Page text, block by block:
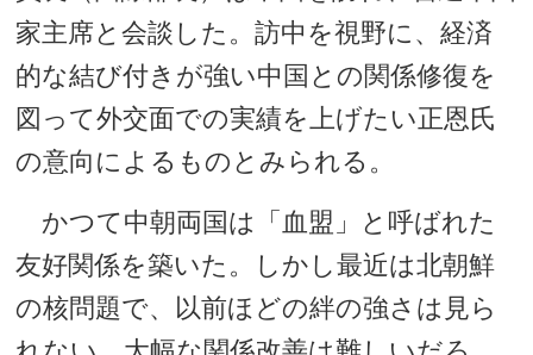
家主席と会談した。訪中を視野に、経済
的な結び付きが強い中国との関係修復を
図って外交面での実績を上げたい正恩氏
の意向によるものとみられる。
かつて中朝両国は「血盟」と呼ばれた
友好関係を築いた。しかし最近は北朝鮮
の核問題で、以前ほどの絆の強さは見ら